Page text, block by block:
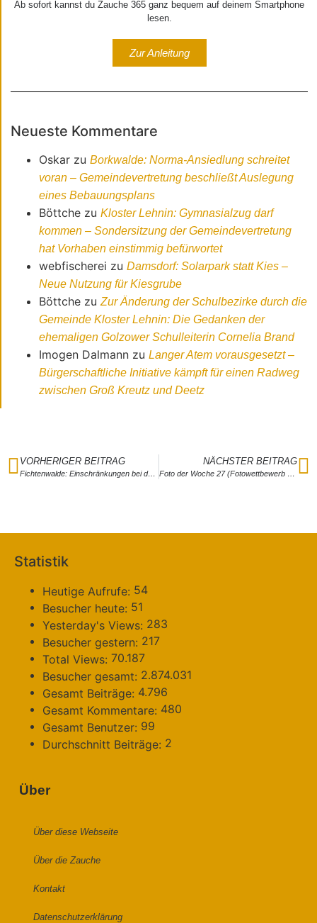
Ab sofort kannst du Zauche 365 ganz bequem auf deinem Smartphone
lesen.
Zur Anleitung
Neueste Kommentare
Oskar zuBorkwalde: Norma-Ansiedlung schreitet
voran – Gemeindevertretung beschließt Auslegung
eines Bebauungsplans
Böttche zuKloster Lehnin: Gymnasialzug darf
kommen – Sondersitzung der Gemeindevertretung
hat Vorhaben einstimmig befürwortet
webfischerei zuDamsdorf: Solarpark statt Kies –
Neue Nutzung für Kiesgrube
Böttche zuZur Änderung der Schulbezirke durch die
Gemeinde Kloster Lehnin: Die Gedanken der
ehemaligen Golzower Schulleiterin Cornelia Brand
Imogen Dalmann zuLanger Atem vorausgesetzt –
Bürgerschaftliche Initiative kämpft für einen Radweg
zwischen Groß Kreutz und Deetz
VORHERIGER BEITRAG
Fichtenwalde: Einschränkungen bei der Gartenbewässerung
NÄCHSTER BEITRAG
Foto der Woche 27 (Fotowettbewerb “Leben in der Zauche)
Statistik
Heutige Aufrufe: 54
Besucher heute: 51
Yesterday's Views: 283
Besucher gestern: 217
Total Views: 70.187
Besucher gesamt: 2.874.031
Gesamt Beiträge: 4.796
Gesamt Kommentare: 480
Gesamt Benutzer: 99
Durchschnitt Beiträge: 2
Über
Über diese Webseite
Über die Zauche
Kontakt
Datenschutzerklärung